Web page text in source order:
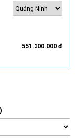
551.300.000 đ